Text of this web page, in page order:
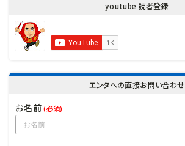
youtube 読者登録
エンタへの直接お問い合わせ
お名前(必須)